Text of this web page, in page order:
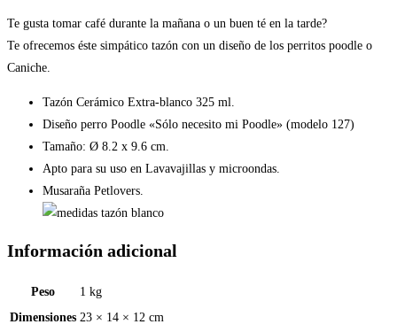
Te gusta tomar café durante la mañana o un buen té en la tarde?
Te ofrecemos éste simpático tazón con un diseño de los perritos poodle o
Caniche.
Tazón Cerámico Extra-blanco 325 ml.
Diseño perro Poodle «Sólo necesito mi Poodle» (modelo 127)
Tamaño: Ø 8.2 x 9.6 cm.
Apto para su uso en Lavavajillas y microondas.
Musaraña Petlovers.
Información adicional
Peso
1 kg
Dimensiones 23 × 14 × 12 cm